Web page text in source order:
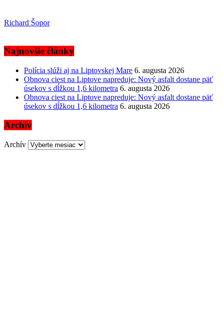
Richard Šopor
Najnovšie články
Polícia slúži aj na Liptovskej Mare 6. augusta 2026
Obnova ciest na Liptove napreduje: Nový asfalt dostane päť
úsekov s dĺžkou 1,6 kilometra 6. augusta 2026
Obnova ciest na Liptove napreduje: Nový asfalt dostane päť
úsekov s dĺžkou 1,6 kilometra 6. augusta 2026
Archív
Archív